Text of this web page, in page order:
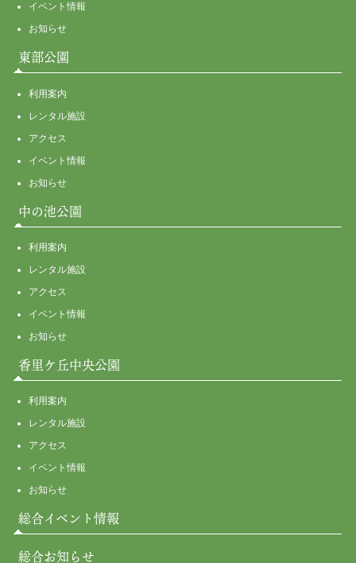
イベント情報
お知らせ
東部公園
利用案内
レンタル施設
アクセス
イベント情報
お知らせ
中の池公園
利用案内
レンタル施設
アクセス
イベント情報
お知らせ
香里ケ丘中央公園
利用案内
レンタル施設
アクセス
イベント情報
お知らせ
総合イベント情報
総合お知らせ